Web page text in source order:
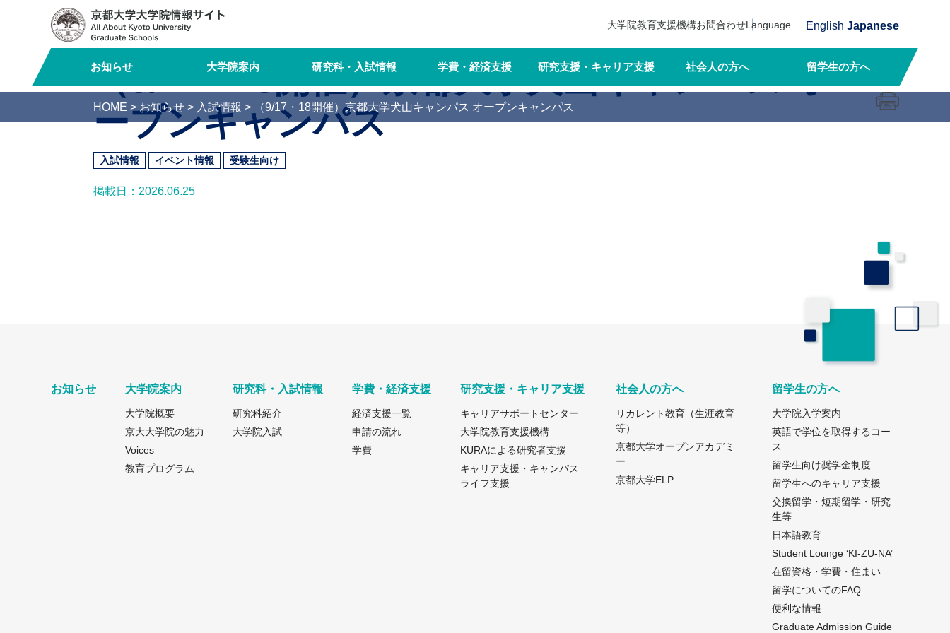
Logo-
Name
大学院教育支援機構お問合わせLanguage English Japanese
お知らせ 大学院案内 研究科・入試情報 学費・経済支援 研究支援・キャリア支援 社会人の方へ 留学生の方へ
HOME > お知らせ > 入試情報 > （9/17・18開催）京都大学犬山キャンパス オープンキャンパス
（9/17・18開催）京都大学犬山キャンパス オ
ープンキャンパス
入試情報 イベント情報 受験生向け
掲載日：2026.06.25
お知らせ 大学院案内
大学院概要
京大大学院の魅力
Voices
教育プログラム
研究科・入試情報
研究科紹介
大学院入試
学費・経済支援
経済支援一覧
申請の流れ
学費
研究支援・キャリア支援
キャリアサポートセンター
大学院教育支援機構
KURAによる研究者支援
キャリア支援・キャンパス
ライフ支援
社会人の方へ
リカレント教育（生涯教育
等）
京都大学オープンアカデミ
ー
京都大学ELP
留学生の方へ
大学院入学案内
英語で学位を取得するコー
ス
留学生向け奨学金制度
留学生へのキャリア支援
交換留学・短期留学・研究
生等
日本語教育
Student Lounge ‘KI-ZU-NA’
在留資格・学費・住まい
留学についてのFAQ
便利な情報
Graduate Admission Guide